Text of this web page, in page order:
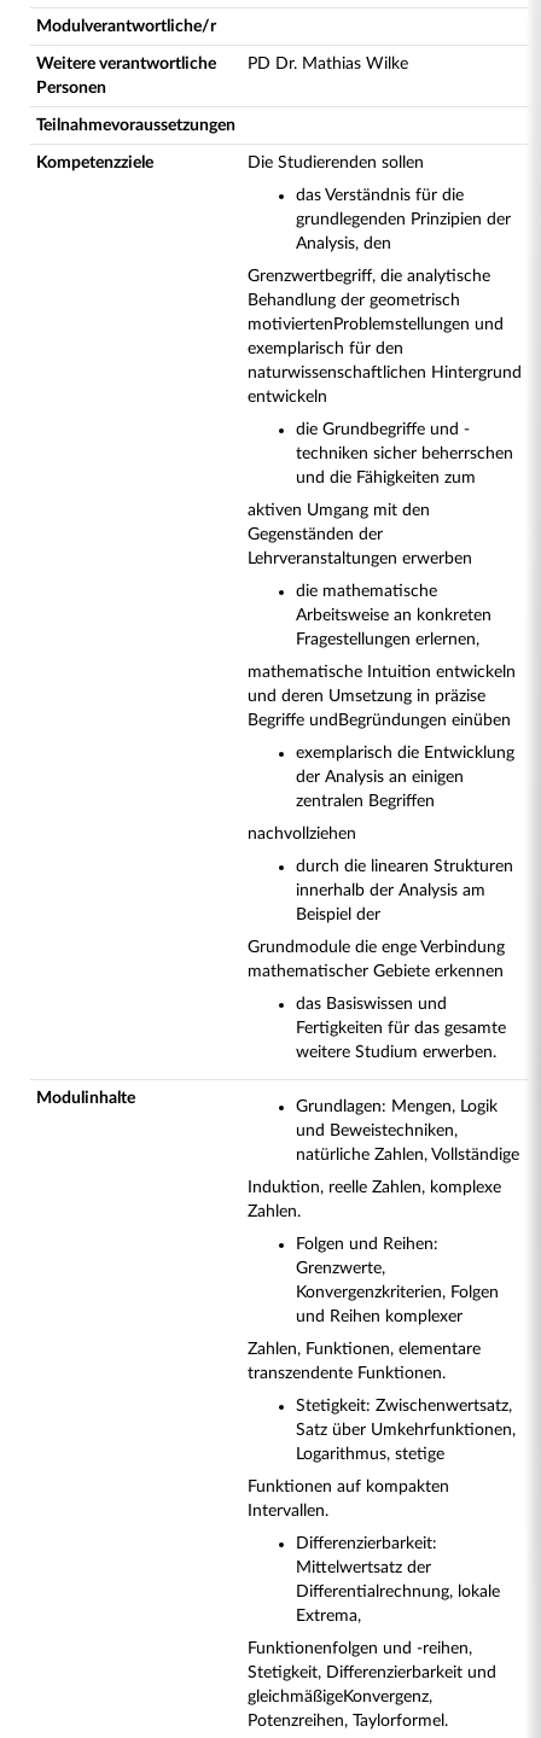
Modulverantwortliche/r
Weitere verantwortliche
Personen
PD Dr. Mathias Wilke
Teilnahmevoraussetzungen
Kompetenzziele
Die Studierenden sollen
das Verständnis für die
grundlegenden Prinzipien der
Analysis, den
Grenzwertbegriff, die analytische
Behandlung der geometrisch
motivierten Problemstellungen und
exemplarisch für den
naturwissenschaftlichen Hintergrund
entwickeln
die Grundbegriffe und -
techniken sicher beherrschen
und die Fähigkeiten zum
aktiven Umgang mit den
Gegenständen der
Lehrveranstaltungen erwerben
die mathematische
Arbeitsweise an konkreten
Fragestellungen erlernen,
mathematische Intuition entwickeln
und deren Umsetzung in präzise
Begriffe und Begründungen einüben
exemplarisch die Entwicklung
der Analysis an einigen
zentralen Begriffen
nachvollziehen
durch die linearen Strukturen
innerhalb der Analysis am
Beispiel der
Grundmodule die enge Verbindung
mathematischer Gebiete erkennen
das Basiswissen und
Fertigkeiten für das gesamte
weitere Studium erwerben.
Modulinhalte
Grundlagen: Mengen, Logik
und Beweistechniken,
natürliche Zahlen, Vollständige
Induktion, reelle Zahlen, komplexe
Zahlen.
Folgen und Reihen:
Grenzwerte,
Konvergenzkriterien, Folgen
und Reihen komplexer
Zahlen, Funktionen, elementare
transzendente Funktionen.
Stetigkeit: Zwischenwertsatz,
Satz über Umkehrfunktionen,
Logarithmus, stetige
Funktionen auf kompakten
Intervallen.
Differenzierbarkeit:
Mittelwertsatz der
Differentialrechnung, lokale
Extrema,
Funktionenfolgen und -reihen,
Stetigkeit, Differenzierbarkeit und
gleichmäßigeKonvergenz,
Potenzreihen, Taylorformel.